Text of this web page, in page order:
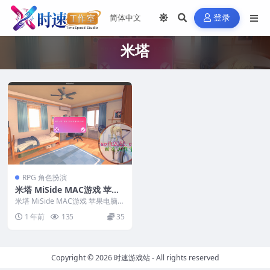
登录
米塔
RPG 角色扮演
米塔 MiSide MAC游戏 苹果
电脑游戏 适配系统15
米塔 MiSide MAC游戏 苹果电脑游
1 年前 135 35
Copyright © 2026时速游戏站- All rights reserved